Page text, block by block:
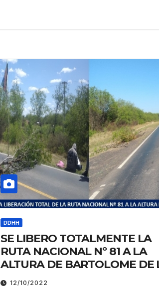
DDHH
SE LIBERO TOTALMENTE LA
RUTA NACIONAL Nº 81 A LA
ALTURA DE BARTOLOME DE
CASAS
12/10/2022